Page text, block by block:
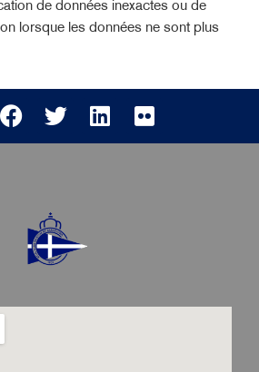
de données inexactes ou de
lorsque les données ne sont plus